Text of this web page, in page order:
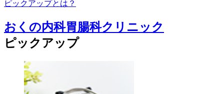
ピックアップとは？
おくの内科胃腸科クリニック
ピックアップ